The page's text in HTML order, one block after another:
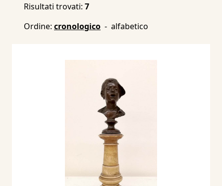
Risultati trovati: 7
Ordine: cronologico - alfabetico